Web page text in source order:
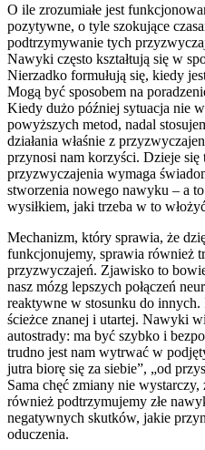
O ile zrozumiałe jest
pozytywne, o tyle szokujące
podtrzymywanie tych
Nawyki często kształtują się w
Nierzadko formułują się, kiedy
Mogą być sposobem na
Kiedy dużo później sytuacja nie
powyższych metod, nadal
działania właśnie z
przynosi nam korzyści. Dzieje się
przyzwyczajenia wymaga
stworzenia nowego nawyku – a
wysiłkiem, jaki trzeba w to
Mechanizm, który sprawia, że
funkcjonujemy, sprawia również
przyzwyczajeń. Zjawisko to
nasz mózg lepszych połączeń
reaktywne w stosunku do
ścieżce znanej i utartej. Nawyki
autostrady: ma być szybko i
trudno jest nam wytrwać w
jutra biorę się za siebie”, „od
Sama chęć zmiany nie
również podtrzymujemy złe
negatywnych skutków, jakie
oduczenia.